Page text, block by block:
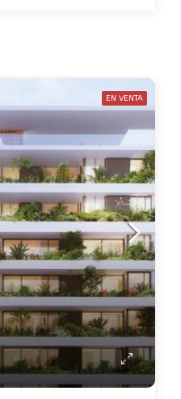
EN VENTA